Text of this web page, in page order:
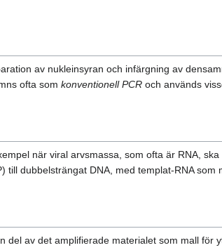
av nukleinsyran och infärgning av
ofta som konventionell PCR och används
när viral arvsmassa, som ofta är RNA,
dubbelsträngat DNA, med templat-RNA som
av det amplifierade materialet som mall för